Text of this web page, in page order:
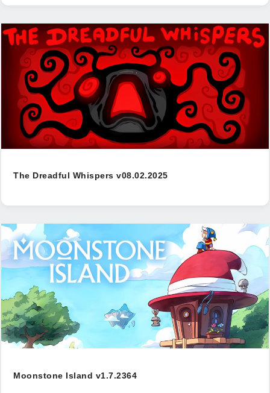
The Dreadful Whispers v08.02.2025
Moonstone Island v1.7.2364